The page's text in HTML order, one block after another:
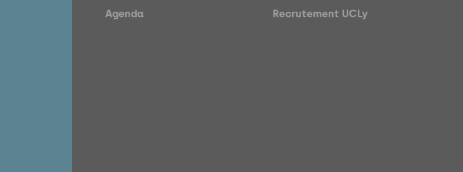
Agenda Recrutement UCLy